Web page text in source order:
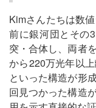
Kimさんたちは数
前に銀河団とその
突・合体し、両者
から220万光年以
といった構造が形
回見つかった構造